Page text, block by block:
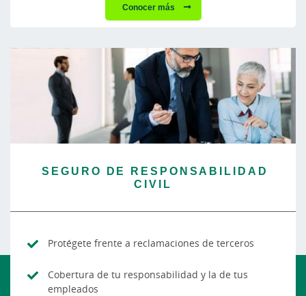
Conocer más
SEGURO DE RESPONSABILIDAD
CIVIL
Protégete frente a reclamaciones de terceros
Cobertura de tu responsabilidad y la de tus
empleados